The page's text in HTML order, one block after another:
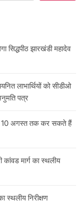
झारखंडी महादेव
लाभार्थियों को सीडीओ
पत्र
10 अगस्त तक कर सकते हैं
कांवड मार्ग का स्थलीय
स्थलीय निरीक्षण